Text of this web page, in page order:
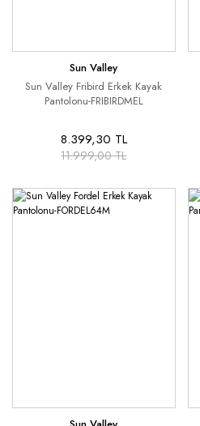
Sun Valley
Sun Valley Fribird Erkek Kayak
Pantolonu-FRIBIRDMEL
8.399,30 TL
11.999,00 TL